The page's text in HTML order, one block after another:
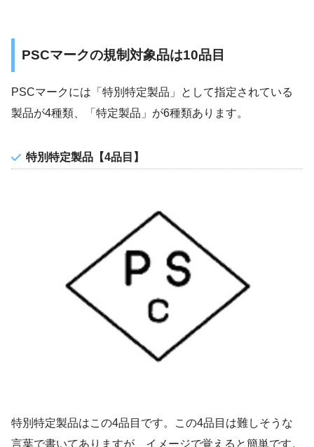
PSCマークの規制対象品は10品目
PSCマークには「特別特定製品」として指定されている
製品が4種類、「特定製品」が6種類あります。
特別特定製品【4品目】
特別特定製品はこの4品目です。この4品目は難しそうな
言葉で書いてありますが、イメージで覚えると簡単です。